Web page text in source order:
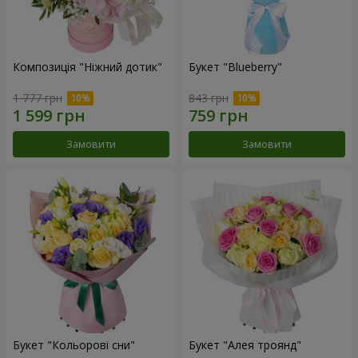
Композиція "Ніжний дотик"
1 777 грн
Замовити
Букет "Blueberry"
843 грн
Замовити
Букет "Кольорові сни" Букет "Алея троянд"